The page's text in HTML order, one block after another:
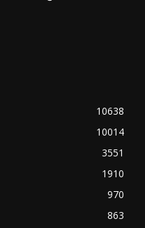
10638
10014
3551
1910
970
863